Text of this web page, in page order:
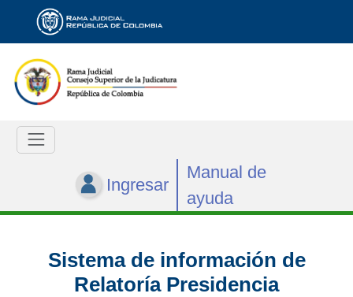
Ingresar
Manual de
ayuda
Sistema de información de
Relatoría Presidencia